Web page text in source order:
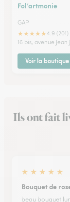
Fol’artmonie
GAP
★★★★★4.9 (201)
16 bis, avenue Jean
Voir la boutique
Ils ont fait
★ ★ ★ ★ ★
Bouquet de
beau bouquet